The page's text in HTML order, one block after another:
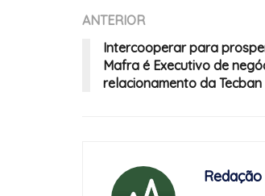
ANTERIOR
Intercooperar para
Mafra é Executivo de
relacionamento da Tecban
Redação